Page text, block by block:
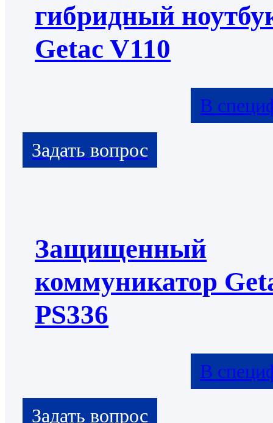
гибридный
Getac V110
В
Защищенный
коммуникатор
PS336
В